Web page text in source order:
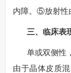
内障。⑤放射性
三、临床表
单或双侧性
由于晶体皮质